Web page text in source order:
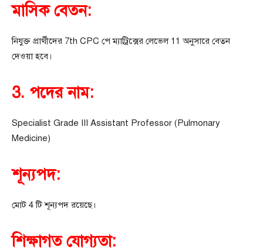
মাসিক বেতন:
নিযুক্ত প্রার্থীদের 7th CPC পে ম্যাট্রিক্সের লেভেল 11 অনুসারে বেতন
দেওয়া হবে।
3. পদের নাম:
Specialist Grade III Assistant Professor (Pulmonary
Medicine)
শূন্যপদ:
মোট 4 টি শূন্যপদ রয়েছে।
শিক্ষাগত যোগ্যতা: